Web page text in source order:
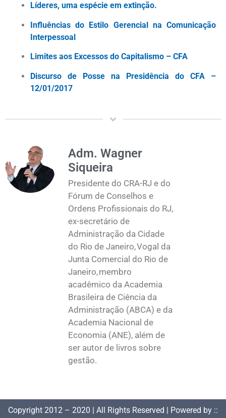
Líderes, uma espécie em extinção.
Influências do Estilo Gerencial na Comunicação
Interpessoal
Limites aos Excessos do Capitalismo – CFA
Discurso de Posse na Presidência do CFA –
12/01/2017
Adm. Wagner
Siqueira
Presidente do CRA-RJ e do
Fórum de Conselhos e
Ordens Profissionais do RJ,
ex-secretário de
Administração da Cidade
do Rio de Janeiro, Vogal da
Junta Comercial do Rio de
Janeiro, membro
acadêmico da Academia
Brasileira de Ciência da
Administração (ABCA) e da
Academia Nacional de
Economia (ANE), além de
ser autor de livros sobre
gestão.
Copyright 2012 – 2020 | All Rights Reserved | Powered by ::